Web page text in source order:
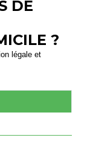
DE
?
légale et